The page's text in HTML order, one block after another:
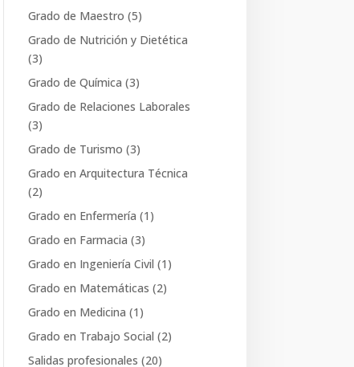
Grado de Maestro (5)
Grado de Nutrición y Dietética
(3)
Grado de Química (3)
Grado de Relaciones Laborales
(3)
Grado de Turismo (3)
Grado en Arquitectura Técnica
(2)
Grado en Enfermería (1)
Grado en Farmacia (3)
Grado en Ingeniería Civil (1)
Grado en Matemáticas (2)
Grado en Medicina (1)
Grado en Trabajo Social (2)
Salidas profesionales (20)
Grado de Ingeniería Biomédica
Grado de Nutrición y Dietética
Grado de Relaciones Laborales
(2)
Grado en Enfermería(1)
Grado en Farmacia (3)
Grado en Ingeniería Civil (1)